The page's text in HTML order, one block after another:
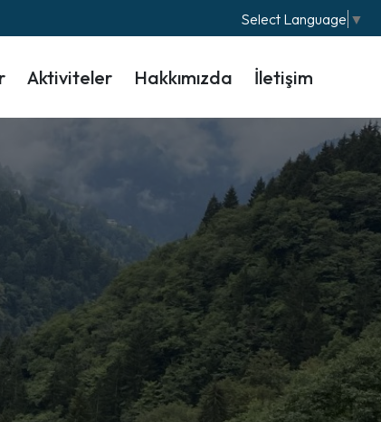
Select Language ▼
Aktiviteler Hakkımızda İletişim